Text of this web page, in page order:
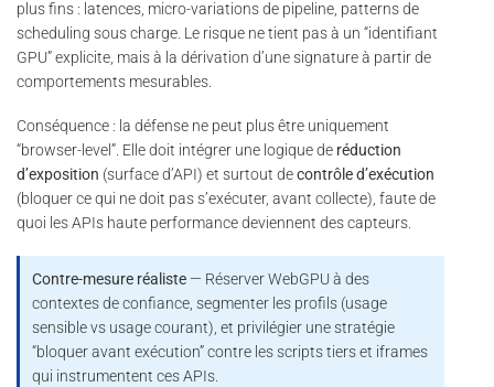
plus fins : latences, micro-variations de pipeline, patterns de
scheduling sous charge. Le risque ne tient pas à un “identifiant
GPU” explicite, mais à la dérivation d’une signature à partir de
comportements mesurables.
Conséquence : la défense ne peut plus être uniquement
“browser-level”. Elle doit intégrer une logique de réduction
d’exposition (surface d’API) et surtout decontrôle d’exécution
(bloquer ce qui ne doit pas s’exécuter, avant collecte), faute de
quoi les APIs haute performance deviennent des capteurs.
Contre-mesure réaliste— Réserver WebGPU à des
contextes de confiance, segmenter les profils (usage
sensible vs usage courant), et privilégier une stratégie
“bloquer avant exécution” contre les scripts tiers et iframes
qui instrumentent ces APIs.